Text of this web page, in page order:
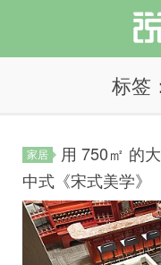
标签
家居
用 750㎡ 的
中式《宋式美学》